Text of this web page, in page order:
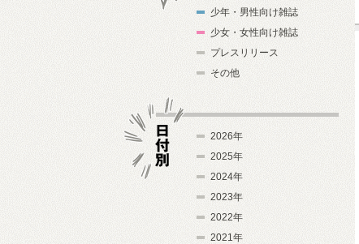
少年・男性向け雑誌
少女・女性向け雑誌
プレスリリース
その他
2026年
2025年
2024年
2023年
2022年
2021年